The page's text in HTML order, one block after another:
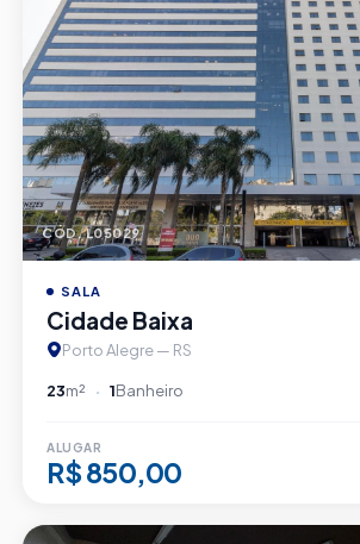
CÓD. L05029
SALA
Cidade Baixa
Porto Alegre — RS
23m² 1Banheiro
ALUGAR
R$ 850,00